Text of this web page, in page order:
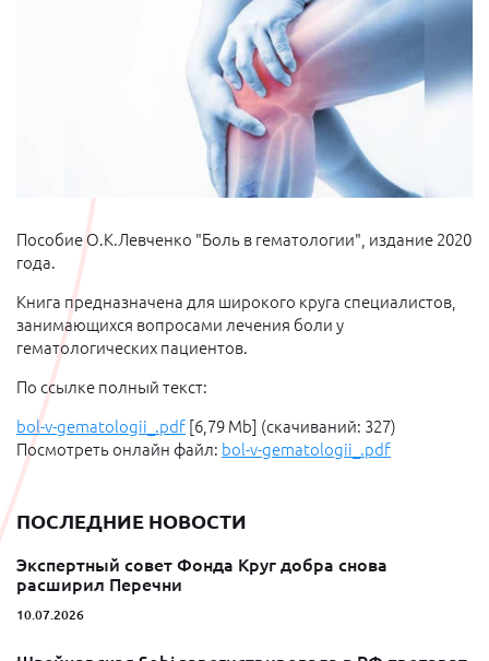
Пособие О.К.Левченко "Боль в гематологии", издание 2020
года.
Книга предназначена для широкого круга специалистов,
занимающихся вопросами лечения боли у
гематологических пациентов.
По ссылке полный текст:
bol-v-gematologii_.pdf [6,79 Mb] (cкачиваний: 327)
Посмотреть онлайн файл: bol-v-gematologii_.pdf
ПОСЛЕДНИЕ НОВОСТИ
Экспертный совет Фонда Круг добра снова
расширил Перечни
10.07.2026